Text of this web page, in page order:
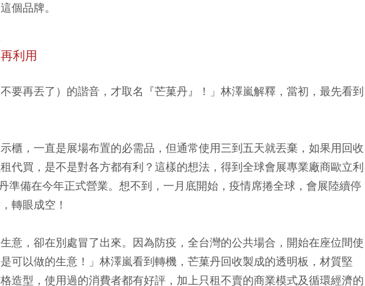
個品牌。
利用
不要再丟了）的諧音，才取名『芒菓丹』！」林澤嵐解釋，當初，最先看到
櫃，一直是展場布置的必需品，但通常使用三到五天就丟棄，如果用回收
代買，是不是對各方都有利？這樣的想法，得到全球會展專業廠商歐立利
準備在今年正式營業。想不到，一月底開始，疫情席捲全球，會展陸續停
轉眼成空！
意，卻在別處冒了出來。因為防疫，全台灣的公共場合，開始在座位間使
可以做的生意！」林澤嵐看到轉機，芒菓丹回收製成的透明板，材質堅
造型，使用過的消費者都有好評，加上只租不賣的商業模式及循環經濟的